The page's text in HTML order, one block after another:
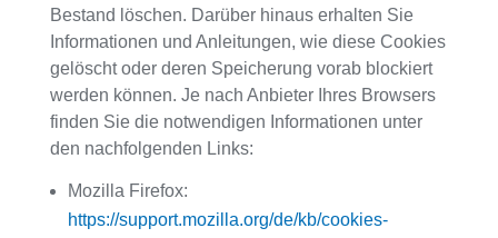
Bestand löschen. Darüber hinaus erhalten Sie
Informationen und Anleitungen, wie diese Cookies
gelöscht oder deren Speicherung vorab blockiert
werden können. Je nach Anbieter Ihres Browsers
finden Sie die notwendigen Informationen unter
den nachfolgenden Links:
Mozilla Firefox:
https://support.mozilla.org/de/kb/cookies-